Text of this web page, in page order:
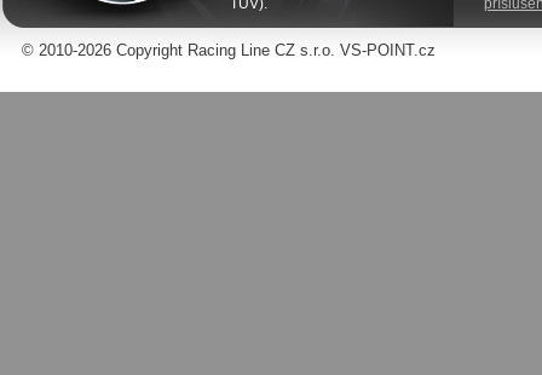
TÜV).
© 2010-2026 Copyright Racing Line CZ s.r.o. VS-POINT.cz